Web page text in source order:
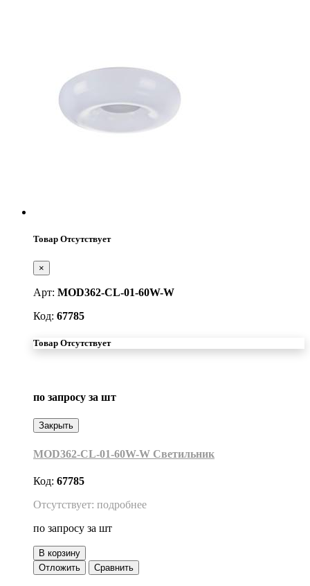
Товар Отсутствует
×
Арт: MOD362-CL-01-60W-W
Код: 67785
Товар Отсутствует
по запросу за шт
Закрыть
MOD362-CL-01-60W-W Светильник
Код: 67785
Отсутствует: подробнее
по запросу за шт
В корзину
Отложить
Сравнить